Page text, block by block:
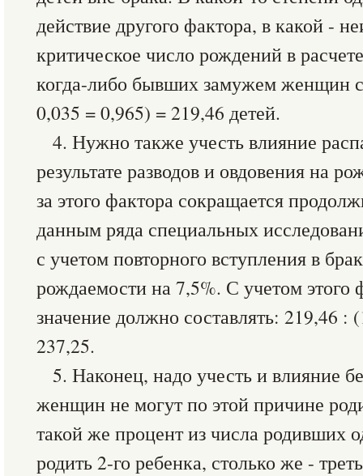
действие другого фактора, в какой -
критическое число рождений в
когда-либо бывших замужем женщин
0,035 = 0,965) = 219,46 детей.
4. Нужно также учесть влияние
результате разводов и овдовения на
за этого фактора сокращается
данным ряда специальных
с учетом повторного вступления в
рождаемости на 7,5%. С учетом этого
значение должно составлять: 219,46 :
237,25.
5. Наконец, надо учесть и влияние
женщин не могут по этой причине
такой же процент из числа родивших
родить 2-го ребенка, столько же -